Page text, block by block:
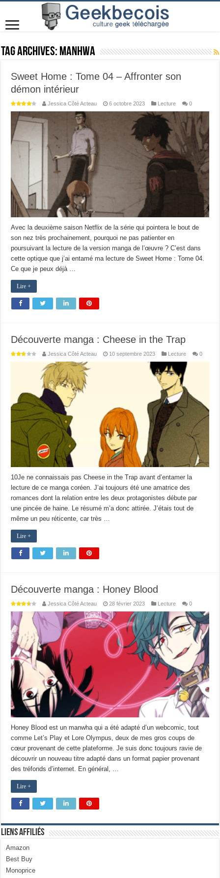
Tag Archives: manhwa
Sweet Home : Tome 04 – Affronter son
démon intérieur
Jessica Côté Acteau 6 octobre 2023 Lecture 0
Avec la deuxième saison Netflix de la série qui pointera le bout de
son nez très prochainement, pourquoi ne pas patienter en
poursuivant la lecture de la version manga de l’œuvre ? C’est dans
cette optique que j’ai entamé ma lecture de Sweet Home : Tome 04.
Ce que je peux déjà …
Lire +
Découverte manga : Cheese in the Trap
Jessica Côté Acteau 10 septembre 2023 Lecture 0
10Je ne connaissais pas Cheese in the Trap avant d’entamer la
lecture de ce manga coréen. J’ai toujours été une amatrice des
romances dont la relation entre les deux protagonistes débute par
une pincée de haine. Le résumé m’a donc attirée. J’étais tout de
même un peu réticente, car très …
Lire +
Découverte manga : Honey Blood
Jessica Côté Acteau 28 février 2023 Lecture 0
Honey Blood est un manwha qui a été adapté d’un webcomic, tout
comme Let’s Play et Lore Olympus, deux de mes gros coups de
cœur provenant de cette plateforme. Je suis donc toujours ravie de
découvrir un nouveau titre adapté dans un format papier provenant
des tréfonds d’internet. En général, …
Lire +
Liens Affiliés
Amazon
Best Buy
Monoprice